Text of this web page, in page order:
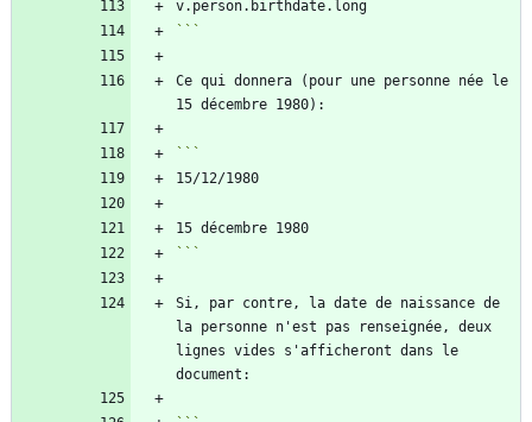
```
Ce qui donnera (pour une personne née le
```
Si, par contre, la date de naissance de
la personne n'est pas renseignée, deux
lignes vides s'afficheront dans le